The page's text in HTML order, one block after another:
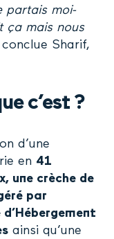
partais moi-
ça mais nous
Sharif,
c’est ?
d’une
en 41
une crèche de
par
ainsi qu’une